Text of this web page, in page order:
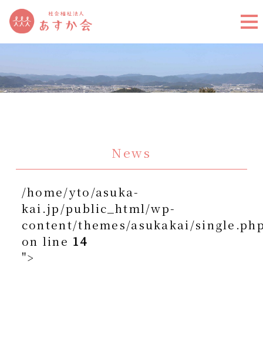
News
/home/yto/asuka-
kai.jp/public_html/wp-
content/themes/asukakai/
on line 14
">